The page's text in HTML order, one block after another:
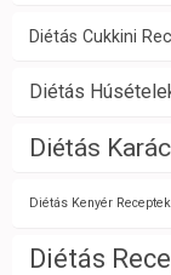
Diétás Cukkini
Diétás
Diétás
Diétás Kenyér Receptek
Diétás